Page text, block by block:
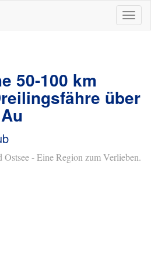
ein-/
50-100 km
über
- Eine Region zum Verlieben.